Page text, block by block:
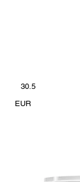
30.5
EUR